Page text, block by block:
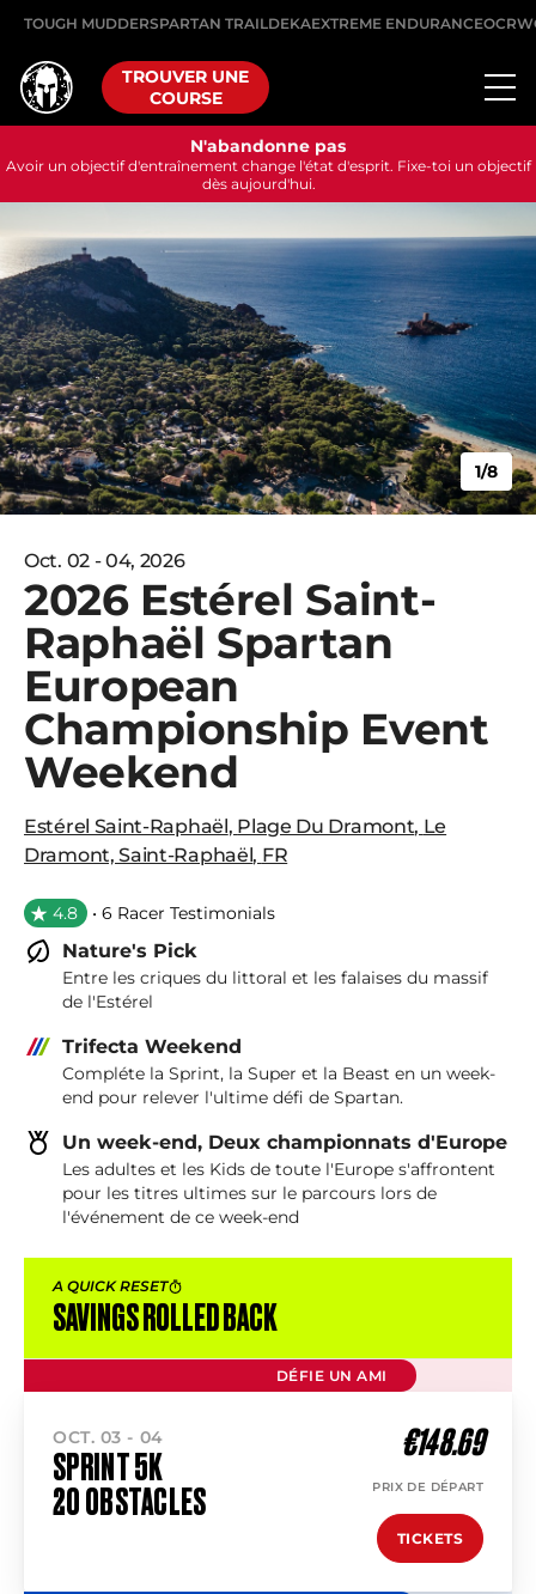
TOUGH MUDDERSPARTAN TRAILDEKAEXTREME ENDURANCE
TROUVER UNE
COURSE
N'abandonne pas
Avoir un objectif d'entraînement change l'état d'esprit. Fixe-toi un objectif
dès aujourd'hui.
Oct. 02 - 04, 2026
2026 Estérel Saint-
Raphaël Spartan
European
Championship Event
Weekend
Estérel Saint-Raphaël, Plage Du Dramont, Le
Dramont, Saint-Raphaël, FR
4.8 • 6 Racer Testimonials
Nature's Pick
Entre les criques du littoral et les falaises du massif
de l'Estérel
Trifecta Weekend
Compléte la Sprint, la Super et la Beast en un week-
end pour relever l'ultime défi de Spartan.
Un week-end, Deux championnats d'Europe
Les adultes et les Kids de toute l'Europe s'affrontent
pour les titres ultimes sur le parcours lors de
l'événement de ce week-end
A QUICK RESET
SAVINGS ROLLED BACK
DÉFIE UN AMI
OCT. 03 - 04
SPRINT 5K
20 OBSTACLES
€148.69
PRIX DE DÉPART
TICKETS
1/8